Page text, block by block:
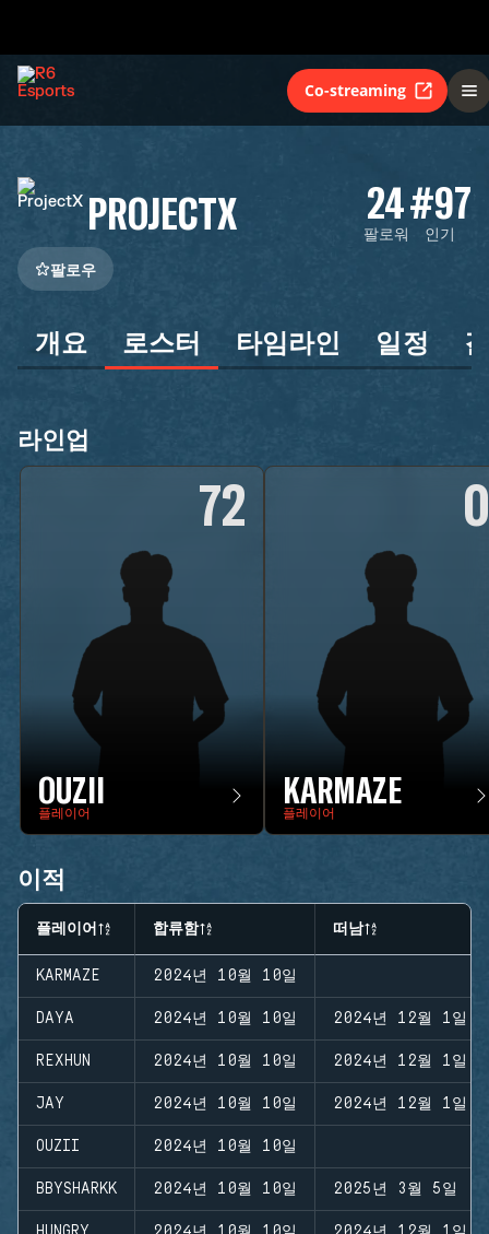
Co-streaming
PROJECTX 24
팔로워
#97
인기
팔로우
개요 로스터 타임라인 일정
라인업
72
OUZII
플레이어
0
KARMAZE
플레이어
이적
플레이어 합류함 떠남
KARMAZE 2024년 10월 10일
DAYA 2024년 10월 10일 2024년 12월 1일
REXHUN 2024년 10월 10일 2024년 12월 1일
JAY 2024년 10월 10일 2024년 12월 1일
OUZII 2024년 10월 10일
BBYSHARKK 2024년 10월 10일 2025년 3월 5일